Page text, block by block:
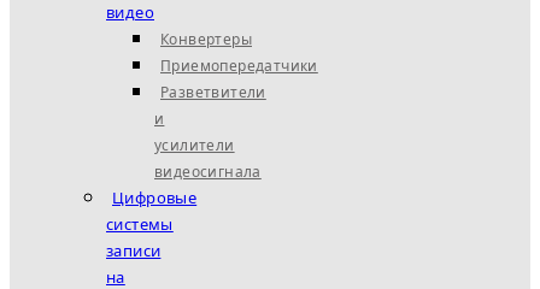
видео
Конвертеры
Приемопередатчики
Разветвители
и
усилители
видеосигнала
Цифровые
системы
записи
на